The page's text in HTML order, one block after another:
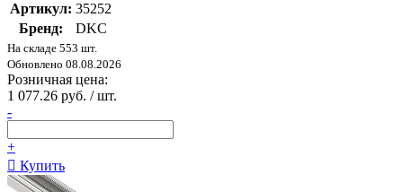
Артикул: 35252
Бренд:
DKC
На складе 553 шт.
Обновлено 08.08.2026
Розничная цена:
1 077.26 руб. / шт.
-
+
Купить